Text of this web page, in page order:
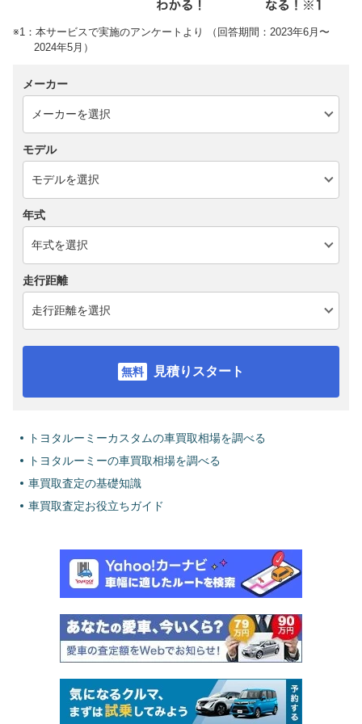
※1：本サービスで実施のアンケートより （回答期間：2023年6月〜
2024年5月）
メーカー
モデル
年式
走行距離
見積りスタート
トヨタルーミーカスタムの車買取相場を調べる
トヨタルーミーの車買取相場を調べる
車買取査定の基礎知識
車買取査定お役立ちガイド